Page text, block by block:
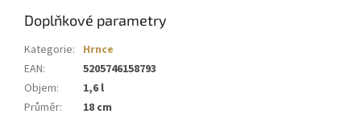
Doplňkové parametry
Kategorie: Hrnce
EAN:
5205746158793
Objem:
1,6 l
Průměr: 18 cm